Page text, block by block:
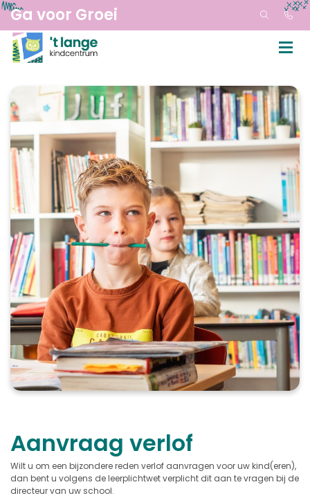
Ga voor Groei
Aanvraag verlof
Wilt u om een bijzondere reden verlof aanvragen voor uw kind(eren),
dan bent u volgens de leerplichtwet verplicht dit aan te vragen bij de
directeur van uw school.